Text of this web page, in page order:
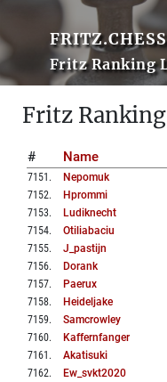
Fritz Ranking
Fritz
# Name
7151 . Nepomuk
7152. Hprommi
7153. Ludiknecht
7154. Otiliabaciu
7155. J_pastijn
7156. Dorank
7157. Paerux
7158. Heideljake
7159. Samcrowley
7160. Kaffernfanger
7161 . Akatisuki
7162. Ew_svkt2020